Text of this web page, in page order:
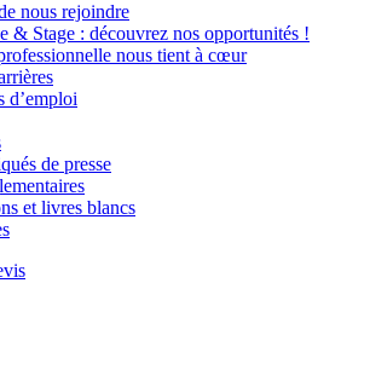
nous rejoindre
& Stage : découvrez nos opportunités !
nous tient à cœur
d’emploi
de presse
et livres blancs